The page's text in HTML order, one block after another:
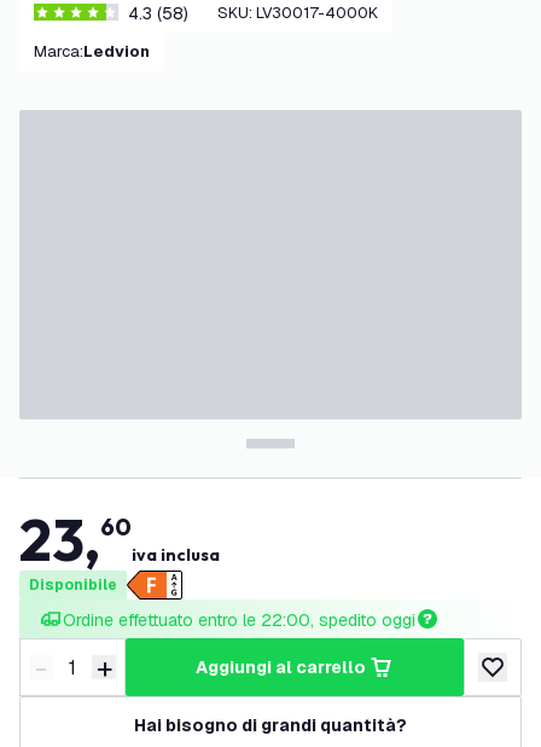
4.3 stelle di valutazione
4.3 (58) SKU: LV30017-4000K
Marca: Ledvion
23,60
iva inclusa
Disponibile
Ordine effettuato entro le 22:00, spedito oggi
Riduci quantità
- Aumenta quantità
+ aggiungi al carrello
Hai bisogno di grandi quantità?